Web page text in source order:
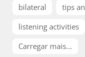
bilateral
tips
listening activities
Carregar mais...